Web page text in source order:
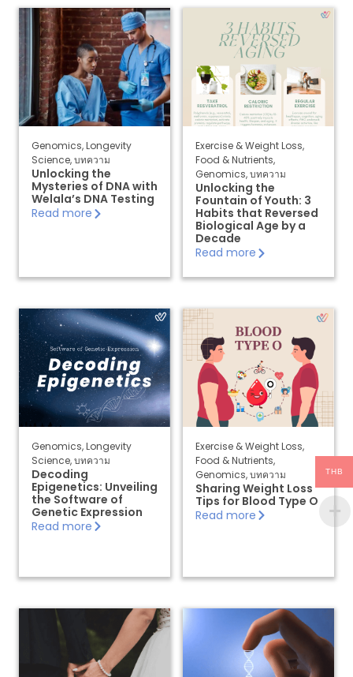
า
A
c
ti
v
a
t
e
Ki
t
T
H
Genomics,Longevity
Science,บทความ
Unlocking the
Mysteries of DNA with
Welala’s DNA Testing
Read more
Exercise & Weight Loss,
Food & Nutrients,
Genomics,บทความ
Unlocking the
Fountain of Youth: 3
Habits that Reversed
Biological Age by a
Decade
Read more
Genomics,Longevity
Science,บทความ
Decoding
Epigenetics: Unveiling
the Software of
Genetic Expression
Read more
Exercise & Weight Loss,
Food & Nutrients,
Genomics,บทความ
Sharing Weight Loss
Tips for Blood Type O
Read more
THB